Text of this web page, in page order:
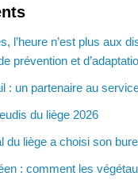
l’heure n’est plus aux
prévention et
: un partenaire au
du liège 2026
du liège a choisi son
: comment les